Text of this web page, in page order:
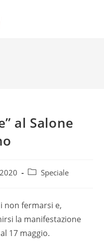
al Salone
PostSpeciale
non fermarsi e,
la manifestazione
17 maggio.